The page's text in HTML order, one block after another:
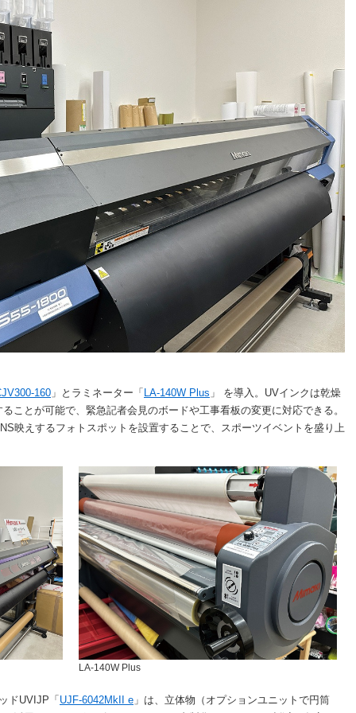
160 」とラミネーター「LA-140W Plus 」 を導入。UVインクは乾燥
ことが可能で、緊急記者会見のボードや工事看板の変更に対応できる。
映えするフォトスポットを設置することで、スポーツイベントを盛り上
LA-140W Plus
ドUVIJP「 UJF-6042MkII e 」は、立体物（オプションユニットで円筒